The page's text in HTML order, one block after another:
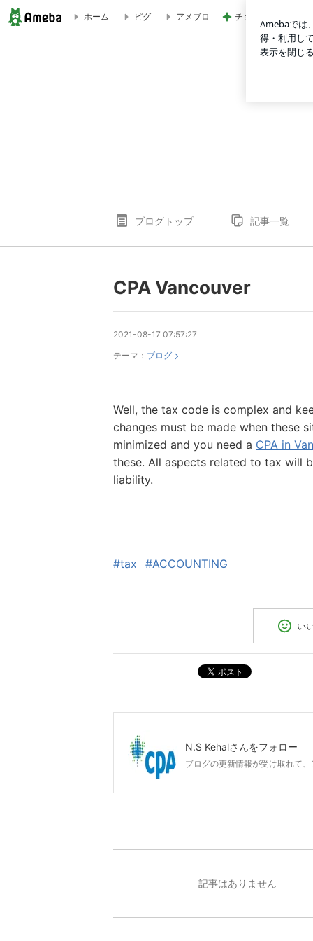
ホーム ピグ アメブロ チョコを諦め変更し
ブログトップ 記事一覧
CPA Vancouver
2021-08-17 07:57:27
テーマ： ブログ
Well, the tax code is complex and
changes must be made when these
minimized and you need a CPA in
these. All aspects related to tax will
liability.
#tax #ACCOUNTING
い
ポスト
N.S Kehalさんをフォロー
ブログの更新情報が受け取れて
記事はありません